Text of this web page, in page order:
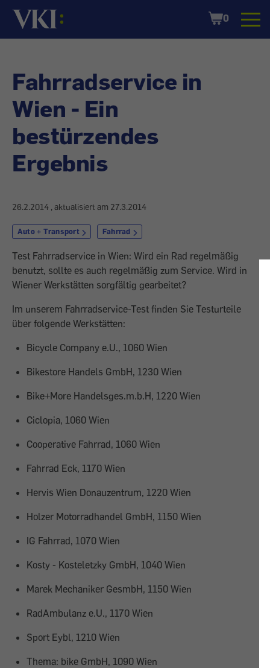
Startseite
Shopping
Cart
0
Fahrradservice in
Wien - Ein
bestürzendes
Ergebnis
26.2.2014 , aktualisiert am 27.3.2014
Auto + Transport Fahrrad
Test Fahrradservice in Wien: Wird ein Rad regelmäßig
benutzt, sollte es auch regelmäßig zum Service. Wird in
Wiener Werkstätten sorgfältig gearbeitet?
Im unserem Fahrradservice-Test finden Sie Testurteile
über folgende Werkstätten:
Bicycle Company e.U., 1060 Wien
Bikestore Handels GmbH, 1230 Wien
Bike+More Handelsges.m.b.H, 1220 Wien
Ciclopia, 1060 Wien
Cooperative Fahrrad, 1060 Wien
Fahrrad Eck, 1170 Wien
Hervis Wien Donauzentrum, 1220 Wien
Holzer Motorradhandel GmbH, 1150 Wien
IG Fahrrad, 1070 Wien
Kosty - Kosteletzky GmbH, 1040 Wien
Marek Mechaniker GesmbH, 1150 Wien
RadAmbulanz e.U., 1170 Wien
Sport Eybl, 1210 Wien
Thema: bike GmbH, 1090 Wien